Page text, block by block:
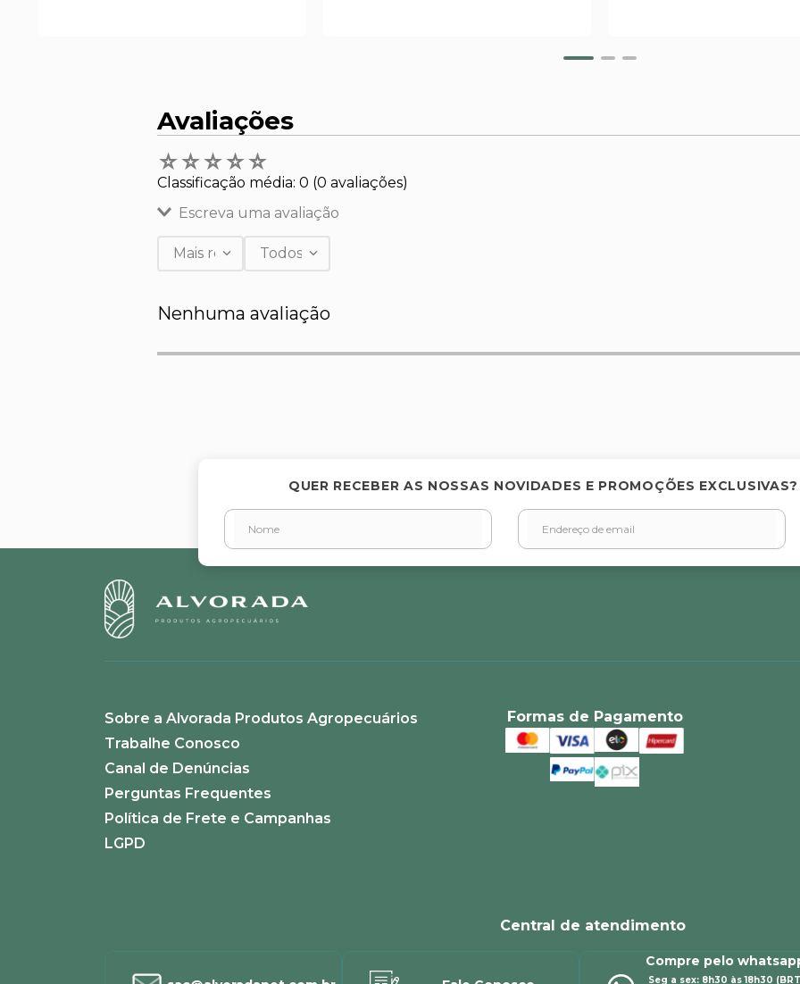
Avaliações
☆☆☆☆☆
Classificação média: 0 (0 avaliações)
Escreva uma avaliação
Título
Endereço de email
Escreva uma avaliação
ENVIAR AVALIAÇÃO
Mais recentesTodos
Nenhuma avaliação
QUER RECEBER AS NOSSAS NOVIDADES E PROMOÇÕES
Sobre a Alvorada Produtos Agropecuários
Trabalhe Conosco
Canal de Denúncias
Perguntas Frequentes
Política de Frete e Campanhas
LGPD
Formas de Pagamento
Central de atendimento
Compre pelo
Seg a sex: 8h30 às 18h30